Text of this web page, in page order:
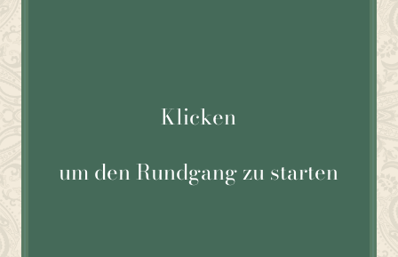
Klicken
um den Rundgang zu starten